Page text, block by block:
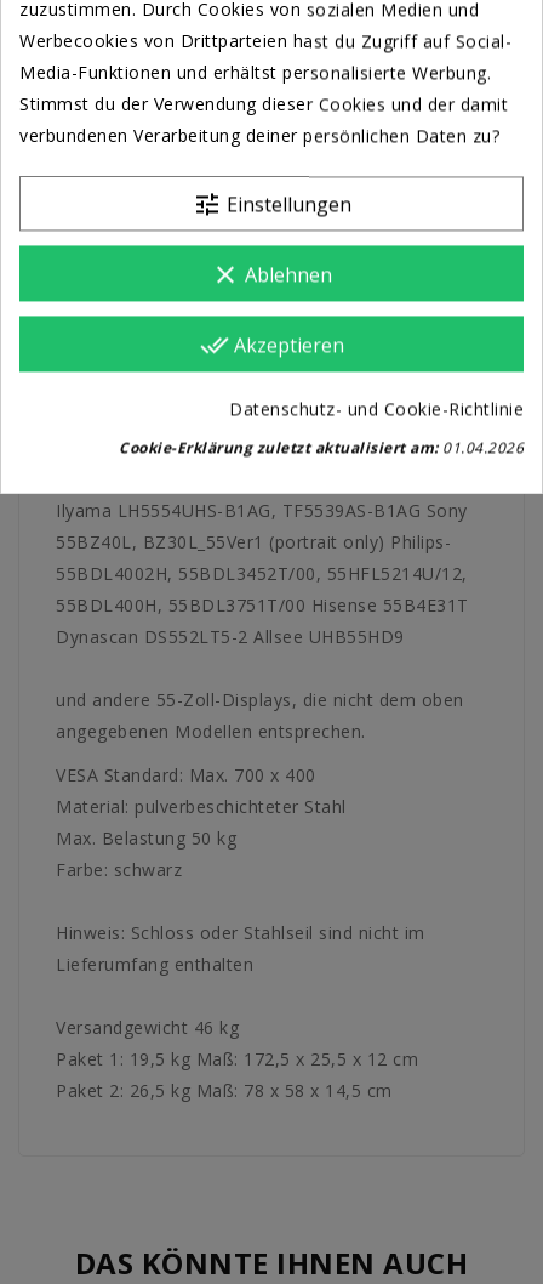
Ein Innenfach bietet sicheren Stauraum für
Mediaplayer und Netzwerkhardware, geschützt
durch eine abschließbare Rückwand. Strukturiertes
Kabelmanagement sorgt für eine saubere
Installation, während der robuste Sockel
freistehend oder für langfristige Stabilität am
Boden verschraubt werden kann. Der Kiosk
unterstützt VESA-Montagestandards bis 200 x 100
und kann mit Adaptern für eine breitere
Bildschirmkompatibilität erweitert werden.
Empfohlene Bildschirme:
Samsung 55" High Brightness OM55N-S, OM55B
Ilyama LH5554UHS-B1AG, TF5539AS-B1AG Sony
55BZ40L, BZ30L_55Ver1 (portrait only) Philips-
55BDL4002H, 55BDL3452T/00, 55HFL5214U/12,
55BDL400H, 55BDL3751T/00 Hisense 55B4E31T
Dynascan DS552LT5-2 Allsee UHB55HD9
und andere 55-Zoll-Displays, die nicht dem oben
angegebenen Modellen entsprechen.
VESA Standard: Max. 700 x 400
Material: pulverbeschichteter Stahl
Max. Belastung 50 kg
Farbe: schwarz
Hinweis: Schloss oder Stahlseil sind nicht im
Lieferumfang enthalten
Versandgewicht 46 kg
Paket 1: 19,5 kg Maß: 172,5 x 25,5 x 12 cm
Paket 2: 26,5 kg Maß: 78 x 58 x 14,5 cm
DAS KÖNNTE IHNEN AUCH
zuzustimmen. Durch Cookies von sozialen Medien und
Werbecookies von Drittparteien hast du Zugriff auf Social-
Media-Funktionen und erhältst personalisierte Werbung.
Stimmst du der Verwendung dieser Cookies und der damit
verbundenen Verarbeitung deiner persönlichen Daten zu?
tune Einstellungen
clear Ablehnen
done_all Akzeptieren
Datenschutz- und Cookie-Richtlinie
Cookie-Erklärung zuletzt aktualisiert am:01.04.2026